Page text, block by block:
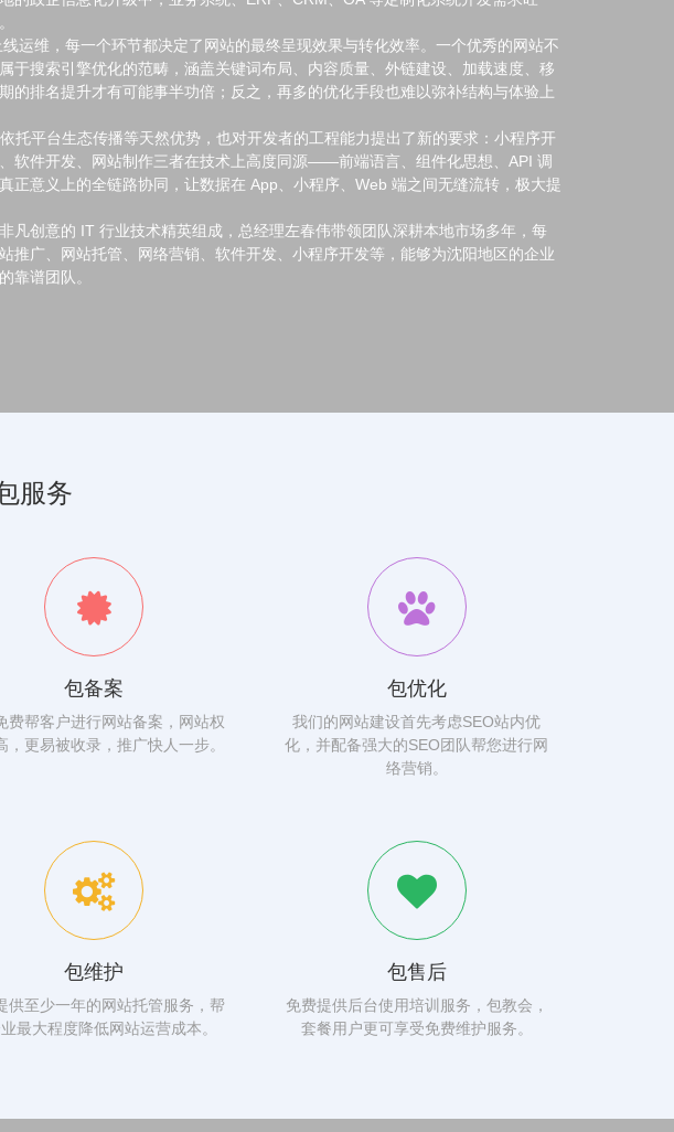
运维，每一个环节都决定了网站的最终呈现效果与转化效率。一个优秀的网站不
搜索引擎优化的范畴，涵盖关键词布局、内容质量、外链建设、加载速度、移
排名提升才有可能事半功倍；反之，再多的优化手段也难以弥补结构与体验上
平台生态传播等天然优势，也对开发者的工程能力提出了新的要求：小程序开
软件开发、网站制作三者在技术上高度同源——前端语言、组件化思想、API 调
意义上的全链路协同，让数据在 App、小程序、Web 端之间无缝流转，极大提
创意的 IT 行业技术精英组成，总经理左春伟带领团队深耕本地市场多年，每
广、网站托管、网络营销、软件开发、小程序开发等，能够为沈阳地区的企业
靠谱团队。
服务
包备案
费帮客户进行网站备案，网站权
，更易被收录，推广快人一步。
包优化
我们的网站建设首先考虑SEO站内优
化，并配备强大的SEO团队帮您进行网
络营销。
包维护
供至少一年的网站托管服务，帮
最大程度降低网站运营成本。
包售后
免费提供后台使用培训服务，包教会，
套餐用户更可享受免费维护服务。